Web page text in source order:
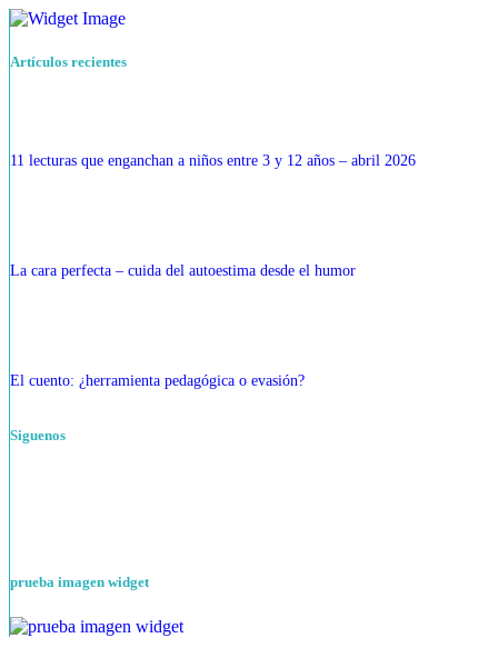
Artículos recientes
11 lecturas que enganchan a niños entre 3 y 12 años – abril 2026
La cara perfecta – cuida del autoestima desde el humor
El cuento: ¿herramienta pedagógica o evasión?
Siguenos
prueba imagen widget